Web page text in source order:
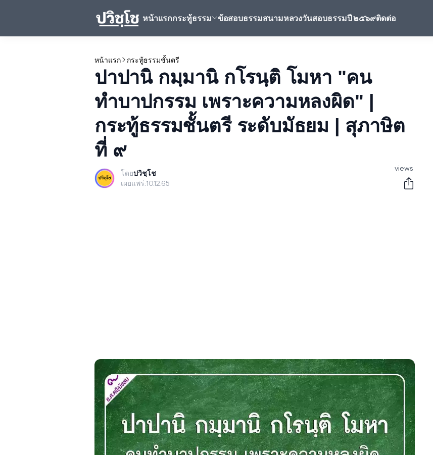
หน้าแรกกระทู้ธรรม ข้อสอบธรรมสนามหลวงวันสอบธรรมปี ๒๕๖๙ติดต่อ
หน้าแรก กระทู้ธรรมชั้นตรี
ปาปานิ กมฺมานิ กโรนฺติ โมหา "คน
ทำบาปกรรม เพราะความหลงผิด" |
กระทู้ธรรมชั้นตรี ระดับมัธยม | สุภาษิต
ที่ ๙
โดยปวิชฺโช
เผยแพร่:10.12.65
views